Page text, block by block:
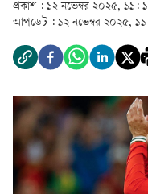
প্রকাশ : ১২ নভেম্বর ২০২৫, ১১:
আপডেট : ১২ নভেম্বর ২০২৫,